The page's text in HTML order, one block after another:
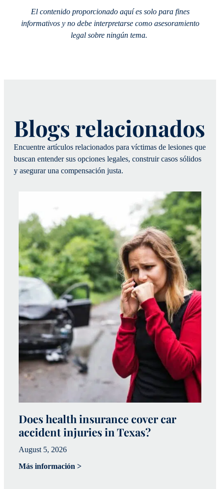
El contenido proporcionado aquí es solo para fines
informativos y no debe interpretarse como asesoramiento
legal sobre ningún tema.
Does health insurance cover car
accident injuries in Texas?
August 5, 2026
Más información >
Blogs relacionados
Encuentre artículos relacionados para víctimas de lesiones que
buscan entender sus opciones legales, construir casos sólidos
y asegurar una compensación justa.